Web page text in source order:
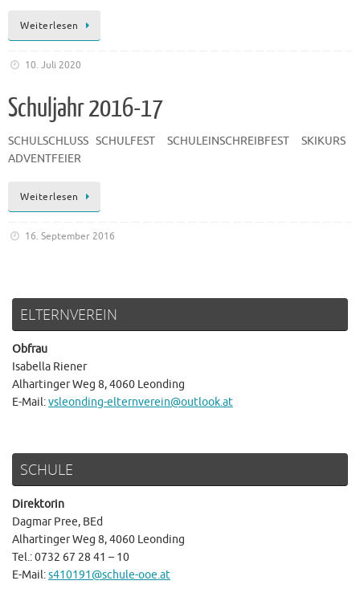
Weiterlesen
10. Juli 2020
Schuljahr 2016-17
SCHULSCHLUSS SCHULFEST SCHULEINSCHREIBFEST SKIKURS
ADVENTFEIER
Weiterlesen
16. September 2016
ELTERNVEREIN
Obfrau
Isabella Riener
Alhartinger Weg 8, 4060 Leonding
E-Mail:vsleonding-elternverein@outlook.at
SCHULE
Direktorin
Dagmar Pree, BEd
Alhartinger Weg 8, 4060 Leonding
Tel.: 0732 67 28 41 – 10
E-Mail:s410191@schule-ooe.at